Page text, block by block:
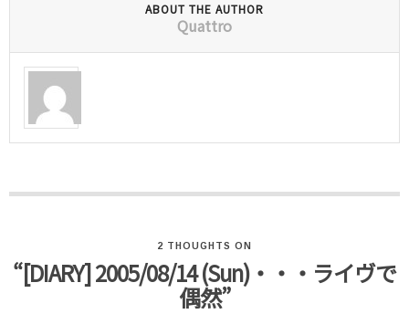
ABOUT THE AUTHOR
Quattro
2 THOUGHTS ON
“[DIARY] 2005/08/14 (Sun)・・・ライヴで
偶然”